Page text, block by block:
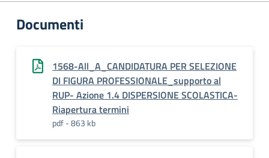
Documenti
1568-All_A_CANDIDATURA PER SELEZIONE
DI FIGURA PROFESSIONALE_supporto al
RUP- Azione 1.4 DISPERSIONE SCOLASTICA-
Riapertura termini
pdf - 863 kb